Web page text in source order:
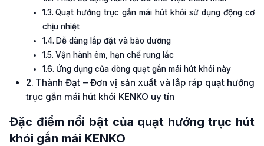
Quạt hướng trục gắn mái hút khói sử dụng động cơ
chịu nhiệt
Dễ dàng lắp đặt và bảo dưỡng
Vận hành êm, hạn chế rung lắc
Ứng dụng của dòng quạt gắn mái hút khói này
Thành Đạt – Đơn vị sản xuất và lắp ráp quạt hướng
trục gắn mái hút khói KENKO uy tín
Đặc điểm nổi bật của quạt hướng trục hút
khói gắn mái KENKO